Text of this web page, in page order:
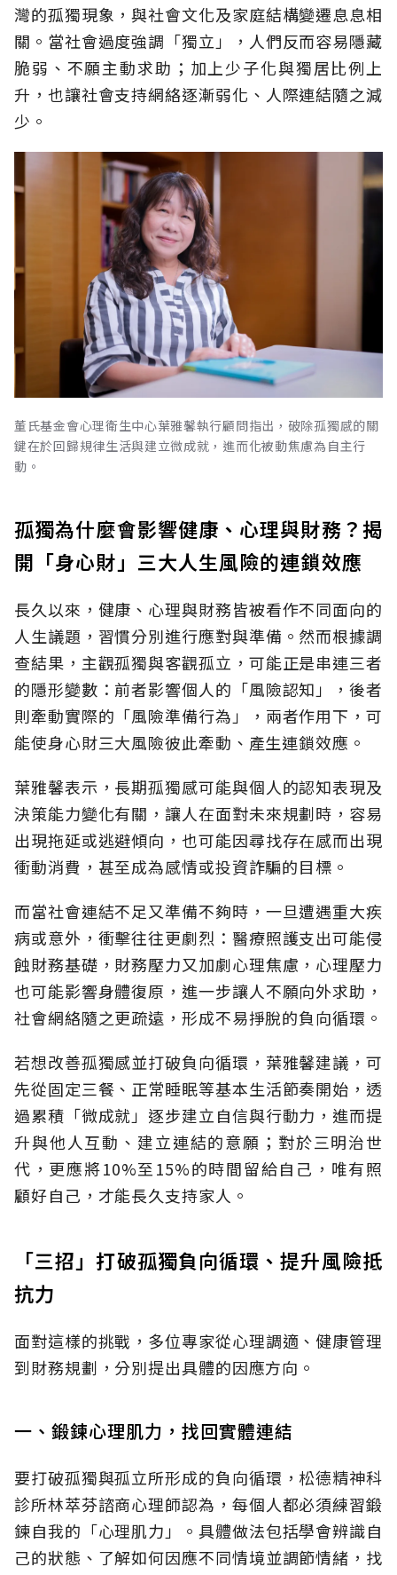
灣的孤獨現象，與社會文化及家庭結構變遷息息相
關。當社會過度強調「獨立」，人們反而容易隱藏
脆弱、不願主動求助；加上少子化與獨居比例上
升，也讓社會支持網絡逐漸弱化、人際連結隨之減
少。
董氏基金會心理衛生中心葉雅馨執行顧問指出，破除孤獨感的關
鍵在於回歸規律生活與建立微成就，進而化被動焦慮為自主行
動。
孤獨為什麼會影響健康、心理與財務？揭
開「身心財」三大人生風險的連鎖效應
長久以來，健康、心理與財務皆被看作不同面向的
人生議題，習慣分別進行應對與準備。然而根據調
查結果，主觀孤獨與客觀孤立，可能正是串連三者
的隱形變數：前者影響個人的「風險認知 」，後者
則牽動實際的「風險準備行為」，兩者作用下，可
能使身心財三大風險彼此牽動、產生連鎖效應。
葉雅馨表示，長期孤獨感可能與個人的認知表現及
決策能力變化有關，讓人在面對未來規劃時，容易
出現拖延或逃避傾向，也可能因尋找存在感而出現
衝動消費，甚至成為感情或投資詐騙的目標。
而當社會連結不足又準備不夠時，一旦遭遇重大疾
病或意外，衝擊往往更劇烈：醫療照護支出可能侵
蝕財務基礎，財務壓力又加劇心理焦慮，心理壓力
也可能影響身體復原，進一步讓人不願向外求助，
社會網絡隨之更疏遠，形成不易掙脫的負向循環。
若想改善孤獨感並打破負向循環，葉雅馨建議，可
先從固定三餐、正常睡眠等基本生活節奏開始，透
過累積「微成就」逐步建立自信與行動力，進而提
升與他人互動、建立連結的意願；對於三明治世
代，更應將10%至15%的時間留給自己，唯有照
顧好自己，才能長久支持家人。
「三招」打破孤獨負向循環、提升風險抵
抗力
面對這樣的挑戰，多位專家從心理調適、健康管理
到財務規劃，分別提出具體的因應方向。
一、鍛鍊心理肌力，找回實體連結
要打破孤獨與孤立所形成的負向循環，松德精神科
診所林萃芬諮商心理師認為，每個人都必須練習鍛
鍊自我的「心理肌力」。具體做法包括學會辨識自
己的狀態、了解如何因應不同情境並調節情緒，找